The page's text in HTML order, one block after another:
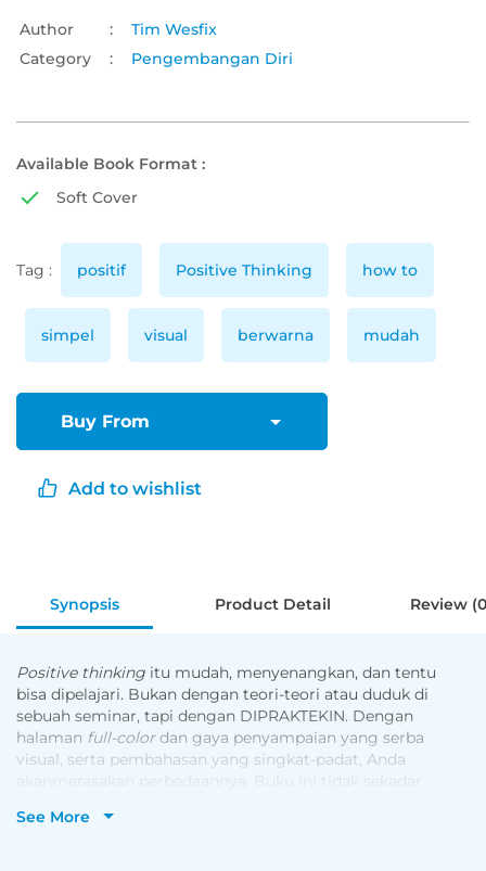
Author :
Tim Wesfix
Category
: Pengembangan Diri
Available Book Format :
Soft Cover
Tag : positif Positive Thinking how to
simpel visual berwarna mudah
Buy From
Add to wishlist
Synopsis Product Detail Review
Positive thinking itu mudah, menyenangkan, dan tentu
bisa dipelajari. Bukan dengan teori-teori atau duduk di
sebuah seminar, tapi dengan DIPRAKTEKIN. Dengan
halaman full-colordan gaya penyampaian yang serba
visual, serta pembahasan yang singkat-padat, Anda
membuat Anda tersenyum, terperangah, sekaligus
See More